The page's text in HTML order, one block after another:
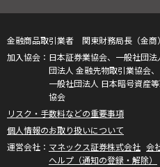
金融商品取引業者 関東財務局長（金商
日本証券業協会、一般社団
団法人 金融先物取引業協会、
一般社団法人 日本暗号資産
協会
リスク・手数料などの重要事項
個人情報のお取り扱いについて
マネックス証券株式会社 会
ヘルプ（通知の登録・解除）